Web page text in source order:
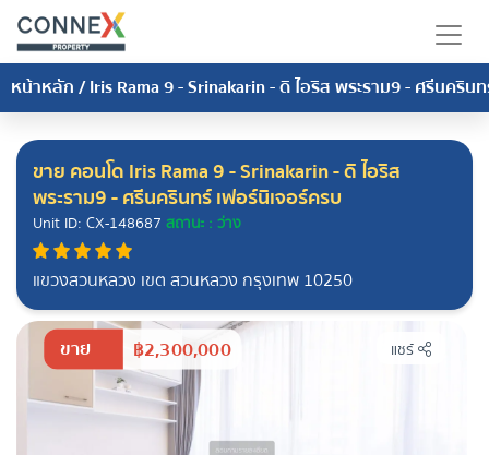
หน้าหลัก/Iris Rama 9 - Srinakarin - ดิ ไอริส พระราม9 - ศรีนคริน
ขาย คอนโด Iris Rama 9 - Srinakarin - ดิ ไอริส
พระราม9 - ศรีนครินทร์ เฟอร์นิเจอร์ครบ
Unit ID: CX-148687 สถานะ : ว่าง
แขวงสวนหลวง เขต สวนหลวง กรุงเทพ 10250
ขาย ฿2,300,000 แชร์